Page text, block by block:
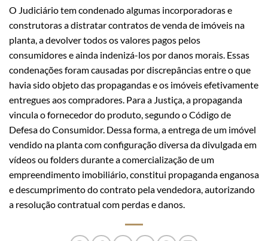
O Judiciário tem condenado algumas incorporadoras e
construtoras a distratar contratos de venda de imóveis na
planta, a devolver todos os valores pagos pelos
consumidores e ainda indenizá-los por danos morais. Essas
condenações foram causadas por discrepâncias entre o que
havia sido objeto das propagandas e os imóveis efetivamente
entregues aos compradores. Para a Justiça, a propaganda
vincula o fornecedor do produto, segundo o Código de
Defesa do Consumidor. Dessa forma, a entrega de um imóvel
vendido na planta com configuração diversa da divulgada em
vídeos ou folders durante a comercialização de um
empreendimento imobiliário, constitui propaganda enganosa
e descumprimento do contrato pela vendedora, autorizando
a resolução contratual com perdas e danos.